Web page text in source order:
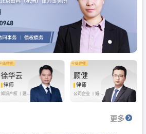
徐华云
律师
知识产权 丨 建设
顾健
律师
公司企业 丨婚姻
房产纠纷
更多